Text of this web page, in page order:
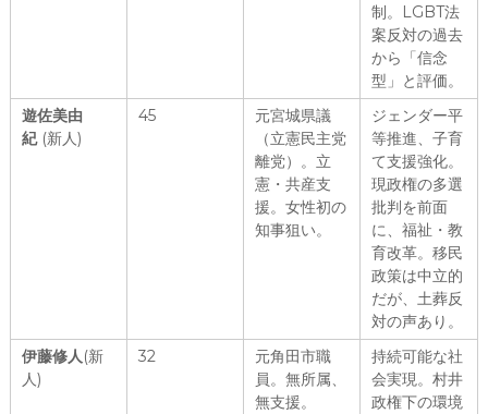
制。LGBT法
案反対の過去
から「信念
型」と評価。
遊佐美由
紀(新人)
45
元宮城県議
（立憲民主党
離党）。立
憲・共産支
援。女性初の
知事狙い。
ジェンダー平
等推進、子育
て支援強化。
現政権の多選
批判を前面
に、福祉・教
育改革。移民
政策は中立的
だが、土葬反
対の声あり。
伊藤修人(新
人)
32
元角田市職
員。無所属、
無支援。
持続可能な社
会実現。村井
政権下の環境